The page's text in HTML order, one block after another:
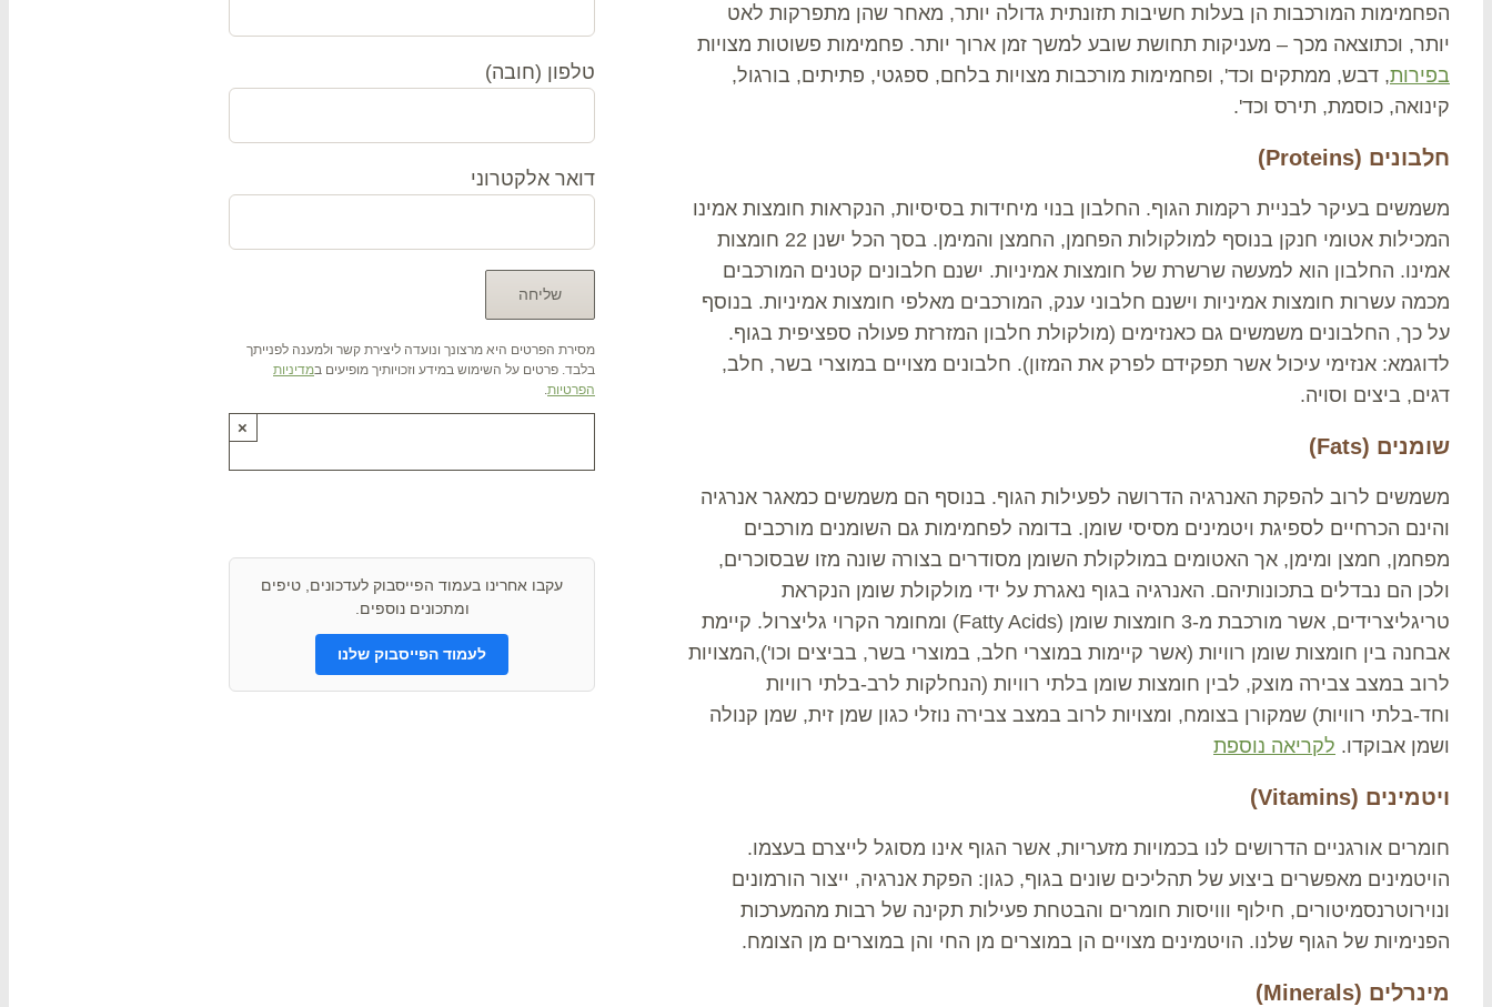
הפחמימות המורכבות הן בעלות חשיבות תזונתית גדולה יותר, מאחר שהן מתפרקות לאט
יותר, וכתוצאה מכך – מעניקות תחושת שובע למשך זמן ארוך יותר. פחמימות פשוטות מצויות
בפירות, דבש, ממתקים וכד', ופחמימות מורכבות מצויות בלחם, ספגטי, פתיתים, בורגול,
קינואה, כוסמת, תירס וכד'.
חלבונים (Proteins)
משמשים בעיקר לבניית רקמות הגוף. החלבון בנוי מיחידות בסיסיות, הנקראות חומצות אמינו
המכילות אטומי חנקן בנוסף למולקולות הפחמן, החמצן והמימן. בסך הכל ישנן 22 חומצות
אמינו. החלבון הוא למעשה שרשרת של חומצות אמיניות. ישנם חלבונים קטנים המורכבים
מכמה עשרות חומצות אמיניות וישנם חלבוני ענק, המורכבים מאלפי חומצות אמיניות. בנוסף
על כך, החלבונים משמשים גם כאנזימים (מולקולת חלבון המזרזת פעולה ספציפית בגוף.
לדוגמא: אנזימי עיכול אשר תפקידם לפרק את המזון). חלבונים מצויים במוצרי בשר, חלב,
דגים, ביצים וסויה.
שומנים (Fats)
משמשים לרוב להפקת האנרגיה הדרושה לפעילות הגוף. בנוסף הם משמשים כמאגר אנרגיה
והינם הכרחיים לספיגת ויטמינים מסיסי שומן. בדומה לפחמימות גם השומנים מורכבים
מפחמן, חמצן ומימן, אך האטומים במולקולת השומן מסודרים בצורה שונה מזו שבסוכרים,
ולכן הם נבדלים בתכונותיהם. האנרגיה בגוף נאגרת על ידי מולקולת שומן הנקראת
טריגליצרידים, אשר מורכבת מ-3 חומצות שומן (Fatty Acids) ומחומר הקרוי גליצרול. קיימת
אבחנה בין חומצות שומן רוויות (אשר קיימות במוצרי חלב, במוצרי בשר, בביצים וכו'),המצויות
לרוב במצב צבירה מוצק, לבין חומצות שומן בלתי רוויות (הנחלקות לרב-בלתי רוויות
וחד-בלתי רוויות) שמקורן בצומח, ומצויות לרוב במצב צבירה נוזלי כגון שמן זית, שמן קנולה
ושמן אבוקדו. לקריאה נוספת
ויטמינים (Vitamins)
חומרים אורגניים הדרושים לנו בכמויות מזעריות, אשר הגוף אינו מסוגל לייצרם בעצמו.
הויטמינים מאפשרים ביצוע של תהליכים שונים בגוף, כגון: הפקת אנרגיה, ייצור הורמונים
ונוירוטרנסמיטורים, חילוף ווויסות חומרים והבטחת פעילות תקינה של רבות מהמערכות
הפנימיות של הגוף שלנו. הויטמינים מצויים הן במוצרים מן החי והן במוצרים מן הצומח.
מינרלים (Minerals)
טלפון (חובה)
דואר אלקטרוני
מסירת הפרטים היא מרצונך ונועדה ליצירת קשר ולמענה לפנייתך
בלבד. פרטים על השימוש במידע וזכויותיך מופיעים במדיניות
הפרטיות.
×
עקבו אחרינו בעמוד הפייסבוק לעדכונים, טיפים
ומתכונים נוספים.
לעמוד הפייסבוק שלנו